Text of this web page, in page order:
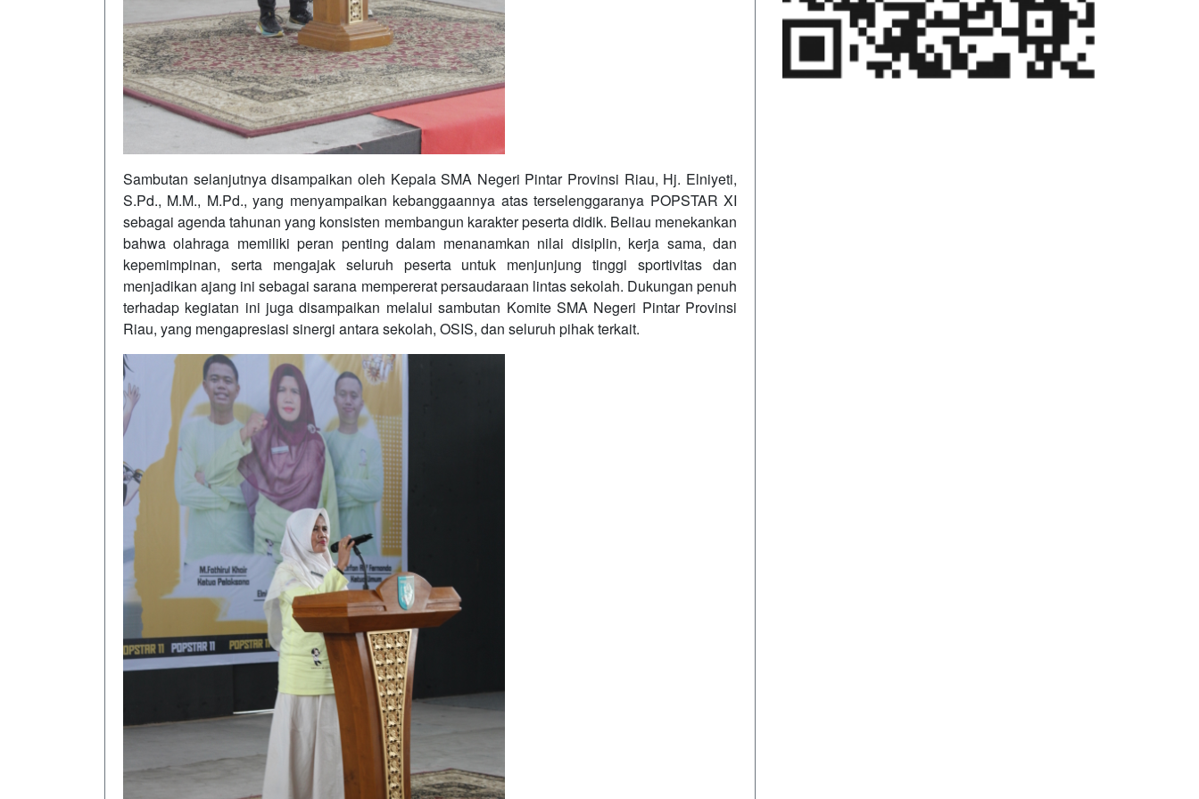
Sambutan selanjutnya disampaikan oleh Kepala SMA Negeri Pintar Provinsi Riau, Hj. Elniyeti,
S.Pd., M.M., M.Pd., yang menyampaikan kebanggaannya atas terselenggaranya POPSTAR XI
sebagai agenda tahunan yang konsisten membangun karakter peserta didik. Beliau menekankan
bahwa olahraga memiliki peran penting dalam menanamkan nilai disiplin, kerja sama, dan
kepemimpinan, serta mengajak seluruh peserta untuk menjunjung tinggi sportivitas dan
menjadikan ajang ini sebagai sarana mempererat persaudaraan lintas sekolah. Dukungan penuh
terhadap kegiatan ini juga disampaikan melalui sambutan Komite SMA Negeri Pintar Provinsi
Riau, yang mengapresiasi sinergi antara sekolah, OSIS, dan seluruh pihak terkait.